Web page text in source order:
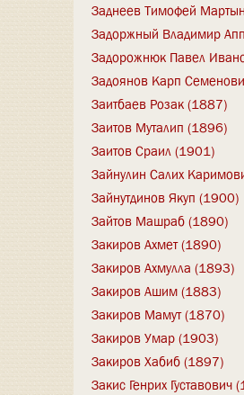
Заднеев Тимофей
Задоржный Владимир
Задорожнюк Павел
Задоянов Карп
Заитбаев Розак (1887)
Заитов Муталип (1896)
Заитов Сраил (1901)
Зайнулин Салих
Зайнутдинов Якуп (1900)
Зайтов Машраб (1890)
Закиров Ахмет (1890)
Закиров Ахмулла (1893)
Закиров Ашим (1883)
Закиров Мамут (1870)
Закиров Умар (1903)
Закиров Хабиб (1897)
Закис Генрих Густавович